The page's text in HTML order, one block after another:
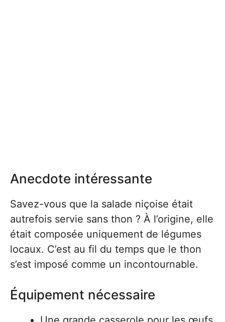
Anecdote intéressante
Savez-vous que la salade niçoise était
autrefois servie sans thon ? À l’origine, elle
était composée uniquement de légumes
locaux. C’est au fil du temps que le thon
s’est imposé comme un incontournable.
Équipement nécessaire